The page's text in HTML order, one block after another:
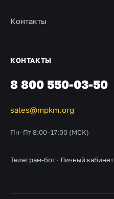
Контакты
КОНТАКТЫ
8 800 550-03-50
sales@mpkm.org
Пн–Пт 8:00–17:00 (МСК)
Телеграм-бот · Личный кабинет